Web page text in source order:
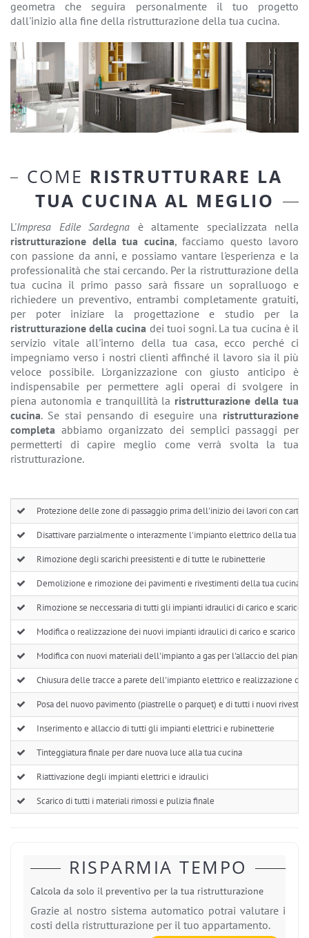
geometra che seguira personalmente il tuo progetto
dall'inizio alla fine della ristrutturazione della tua cucina.
COME RISTRUTTURARE LA
TUA CUCINA AL MEGLIO
L'Impresa Edile Sardegna è altamente specializzata nella
ristrutturazione della tua cucina, facciamo questo lavoro
con passione da anni, e possiamo vantare l'esperienza e la
professionalità che stai cercando. Per la ristrutturazione della
tua cucina il primo passo sarà fissare un sopralluogo e
richiedere un preventivo, entrambi completamente gratuiti,
per poter iniziare la progettazione e studio per la
ristrutturazione della cucina dei tuoi sogni. La tua cucina è il
servizio vitale all'interno della tua casa, ecco perché ci
impegniamo verso i nostri clienti affinché il lavoro sia il più
veloce possibile. L'organizzazione con giusto anticipo è
indispensabile per permettere agli operai di svolgere in
piena autonomia e tranquillità la ristrutturazione della tua
cucina. Se stai pensando di eseguire una ristrutturazione
completa abbiamo organizzato dei semplici passaggi per
permetterti di capire meglio come verrà svolta la tua
ristrutturazione.
Protezione delle zone di passaggio prima dell'inizio dei lavori con
Disattivare parzialmente o interazmente l'impianto elettrico della tua
Rimozione degli scarichi preesistenti e di tutte le rubinetterie
Demolizione e rimozione dei pavimenti e rivestimenti della tua cucina,
Rimozione se neccessaria di tutti gli impianti idraulici di carico e scarico
Modifica o realizzazione dei nuovi impianti idraulici di carico e scarico
Modifica con nuovi materiali dell'impianto a gas per l'allaccio del piano
Chiusura delle tracce a parete dell'impianto elettrico e realizzazione
Posa del nuovo pavimento (piastrelle o parquet) e di tutti i nuovi
Inserimento e allaccio di tutti gli impianti elettrici e rubinetterie
Tinteggiatura finale per dare nuova luce alla tua cucina
Riattivazione degli impianti elettrici e idraulici
Scarico di tutti i materiali rimossi e pulizia finale
RISPARMIA TEMPO
Calcola da solo il preventivo per la tua ristrutturazione
Grazie al nostro sistema automatico potrai valutare i
costi della ristrutturazione per il tuo appartamento.